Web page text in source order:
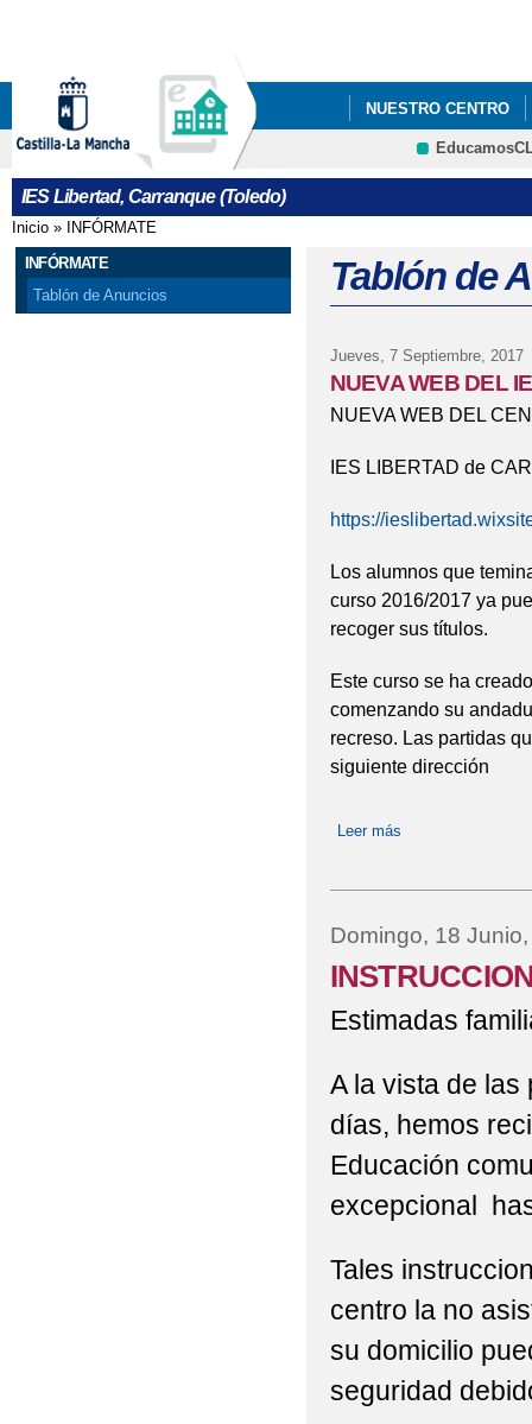
NUESTRO CENTRO
IES Libertad, Carranque (Toledo)
Se encuentra usted aquí
Inicio »
INFÓRMATE
INFÓRMATE
Tablón de Anuncios
Tablón de
Jueves, 7 Septiembre, 2017
NUEVA WEB DEL
NUEVA WEB DEL
IES LIBERTAD de
https://
Los alumnos que
curso 2016/2017 ya
recoger sus títulos.
Este curso se ha
comenzando su
recreso. Las partidas
siguiente dirección
Leer más
Domingo, 18
Estimadas
A la vista de
días, hemos
Educación
excepcional
Tales
centro la no
su domicilio
seguridad